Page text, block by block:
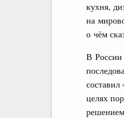
кухня,
на
о чём
В России
целях